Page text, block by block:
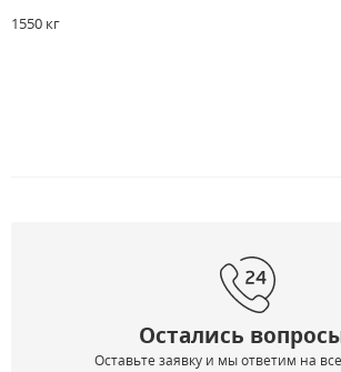
1550 кг
Остались
Оставьте заявку и мы ответим на